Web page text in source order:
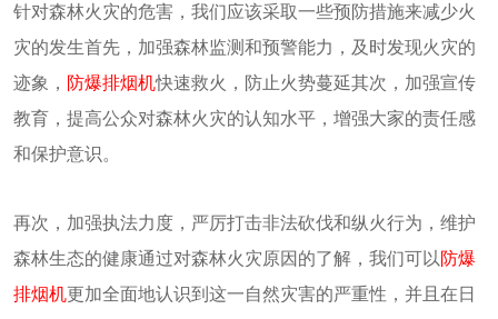
针对森林火灾的危害，我们应该采取一些预防措施来减少火
灾的发生首先，加强森林监测和预警能力，及时发现火灾的
迹象， 防爆排烟机快速救火，防止火势蔓延其次，加强宣传
教育，提高公众对森林火灾的认知水平，增强大家的责任感
和保护意识。
再次，加强执法力度，严厉打击非法砍伐和纵火行为，维护
森林生态的健康通过对森林火灾原因的了解，我们可以防爆
排烟机更加全面地认识到这一自然灾害的严重性，并且在日